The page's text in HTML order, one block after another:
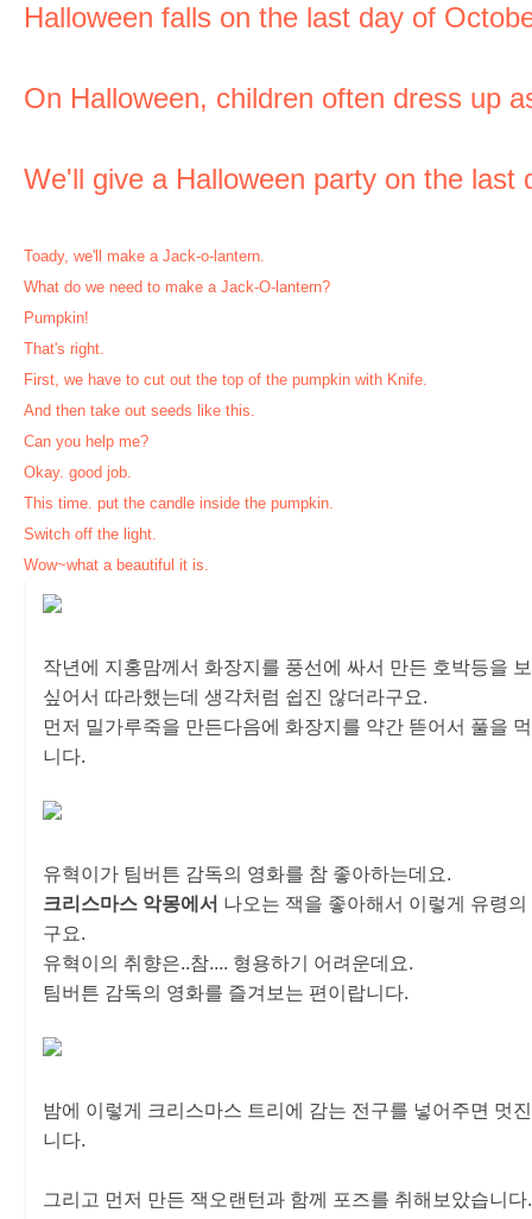
Halloween falls on the last day of
On Halloween, children often dress up
We'll give a Halloween party on the last
Toady, we'll make a Jack-o-lantern.
What do we need to make a Jack-O-lantern?
Pumpkin!
That's right.
First, we have to cut out the top of the pumpkin with Knife.
And then take out seeds like this.
Can you help me?
Okay. good job.
This time. put the candle inside the pumpkin.
Switch off the light.
Wow~what a beautiful it is.
작년에 지홍맘께서 화장지를 풍선에 싸서 만든 호박등을
싶어서 따라했는데 생각처럼 쉽진 않더라구요.
먼저 밀가루죽을 만든다음에 화장지를 약간 뜯어서 풀을
니다.
유혁이가 팀버튼 감독의 영화를 참 좋아하는데요.
크리스마스 악몽에서 나오는 잭을 좋아해서 이렇게 유령
구요.
유혁이의 취향은..참.... 형용하기 어려운데요.
팀버튼 감독의 영화를 즐겨보는 편이랍니다.
밤에 이렇게 크리스마스 트리에 감는 전구를 넣어주면 멋
니다.
그리고 먼저 만든 잭오랜턴과 함께 포즈를 취해보았습니다.